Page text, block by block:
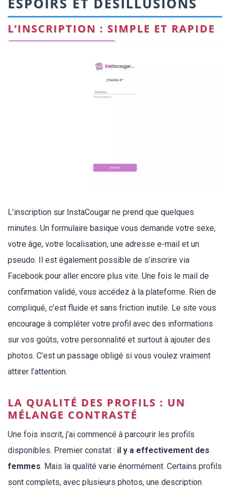
L’INSCRIPTION : SIMPLE ET RAPIDE
L’inscription sur InstaCougar ne prend que quelques
minutes. Un formulaire basique vous demande votre sexe,
votre âge, votre localisation, une adresse e-mail et un
pseudo. Il est également possible de s’inscrire via
Facebook pour aller encore plus vite. Une fois le mail de
confirmation validé, vous accédez à la plateforme. Rien de
compliqué, c’est fluide et sans friction inutile. Le site vous
encourage à compléter votre profil avec des informations
sur vos goûts, votre personnalité et surtout à ajouter des
photos. C’est un passage obligé si vous voulez vraiment
attirer l’attention.
LA QUALITÉ DES PROFILS : UN
MÉLANGE CONTRASTÉ
Une fois inscrit, j’ai commencé à parcourir les profils
disponibles. Premier constat : il y a effectivement des
femmes. Mais la qualité varie énormément. Certains profils
sont complets, avec plusieurs photos, une description